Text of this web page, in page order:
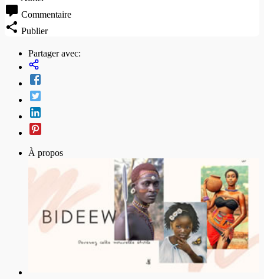
Commentaire
Publier
Partager avec:
À propos